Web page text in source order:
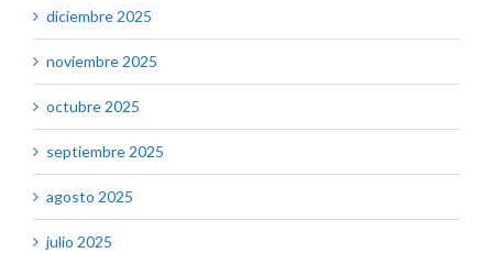
diciembre 2025
noviembre 2025
octubre 2025
septiembre 2025
agosto 2025
julio 2025